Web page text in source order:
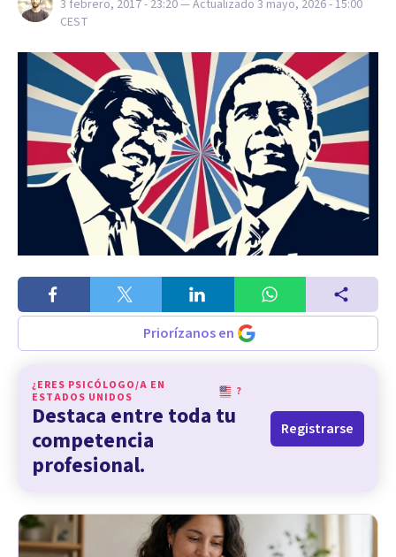
3 febrero, 2017 - 23:20— Actualizado 3 mayo, 2026 - 15:00
CEST
Priorízanos en
¿ERES PSICÓLOGO/A EN
ESTADOS UNIDOS
?
Destaca entre toda tu
competencia
profesional.
Registrarse